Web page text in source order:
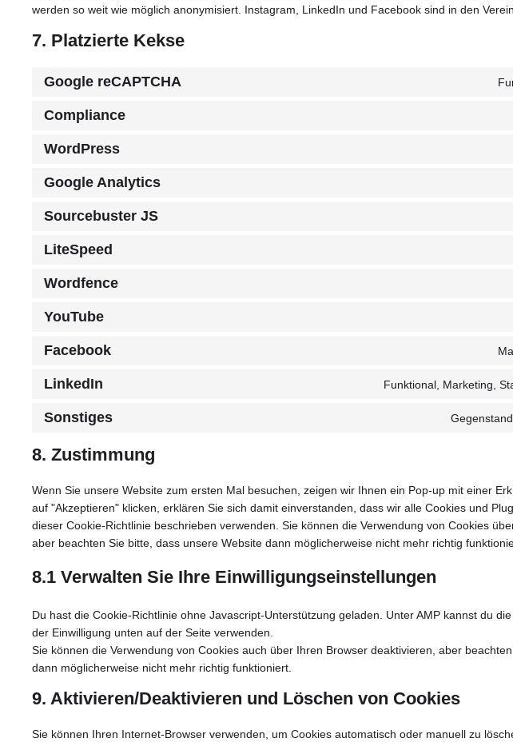
werden so weit wie möglich anonymisiert. Instagram, LinkedIn und Facebook sind in den
7. Platzierte Kekse
Google reCAPTCHA
Compliance
WordPress
Google Analytics
Sourcebuster JS
LiteSpeed
Wordfence
YouTube
Facebook
LinkedIn Funktional, Marketing,
Sonstiges
8. Zustimmung
Wenn Sie unsere Website zum ersten Mal besuchen, zeigen wir Ihnen ein Pop-up mit einer
auf "Akzeptieren" klicken, erklären Sie sich damit einverstanden, dass wir alle Cookies und
dieser Cookie-Richtlinie beschrieben verwenden. Sie können die Verwendung von Cookies
aber beachten Sie bitte, dass unsere Website dann möglicherweise nicht mehr richtig
8.1 Verwalten Sie Ihre Einwilligungseinstellungen
Du hast die Cookie-Richtlinie ohne Javascript-Unterstützung geladen. Unter AMP kannst du
der Einwilligung unten auf der Seite verwenden.
Sie können die Verwendung von Cookies auch über Ihren Browser deaktivieren, aber
dann möglicherweise nicht mehr richtig funktioniert.
9. Aktivieren/Deaktivieren und Löschen von Cookies
Sie können Ihren Internet-Browser verwenden, um Cookies automatisch oder manuell zu